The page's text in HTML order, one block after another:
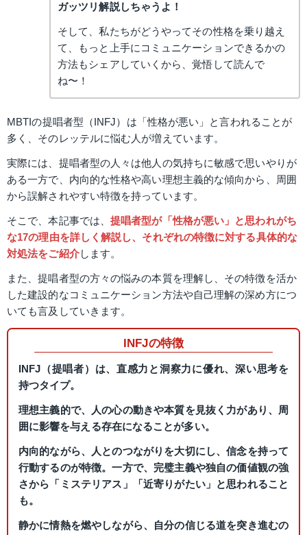
ガッツリ解説しちゃうよ！
そして、私たちがどうやってその性格を乗り越え
て、もっと上手にコミュニケーションできるかの
方法もシェアしていくから、覚悟して読んで
ね〜！
MBTIの提唱者型（INFJ）は「性格が悪い」と言われることが
多く、そのレッテルに悩む人が増えています。
実際には、提唱者型の人々は他人の気持ちに敏感で思いやりが
ある一方で、内向的な性格や高い理想主義的な傾向から、周囲
から誤解されやすい特徴を持っています。
そこで、本記事では、 提唱者型が「性格が悪い」と思われがち
な17の理由を詳しく解説し、それぞれの特徴に対する具体的な
対処法をご紹介します。
また、提唱者型の方々の悩みの本質を理解し、その特徴を活か
した建設的なコミュニケーション方法や自己理解の深め方につ
いても言及していきます。
INFJの特徴
INFJ（提唱者）は、直感力と洞察力に優れ、深い思考を
持つタイプ。
理想主義的で、人の心の動きや本質を見抜く力があり、周
囲に影響を与える存在になることが多い。
内向的ながら、人とのつながりを大切にし、信念を持って
行動するのが特徴。一方で、完璧主義や独自の価値観の強
さから「ミステリアス」「近寄りがたい」と思われること
も。
静かに情熱を燃やしながら、自分の信じる道を突き進むの